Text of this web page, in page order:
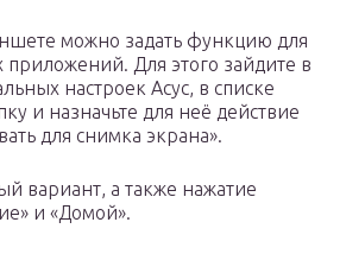
можно задать функцию для
приложений. Для этого зайдите в
настроек Асус, в списке
и назначьте для неё действие
для снимка экрана».
вариант, а также нажатие
и «Домой».